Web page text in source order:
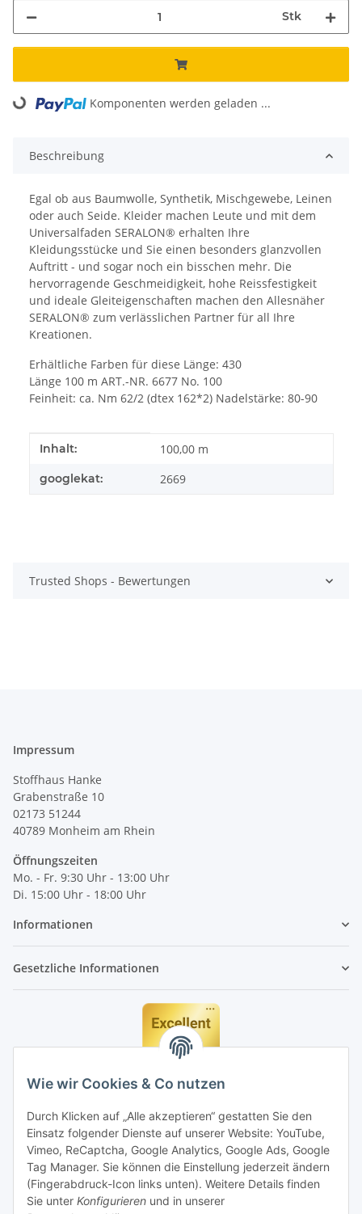
Wie wir Cookies & Co nutzen
Durch Klicken auf „Alle akzeptieren“ gestatten Sie den
Einsatz folgender Dienste auf unserer Website: YouTube,
Vimeo, ReCaptcha, Google Analytics, Google Ads, Google
Tag Manager. Sie können die Einstellung jederzeit ändern
(Fingerabdruck-Icon links unten). Weitere Details finden
Sie unter Konfigurieren und in unserer
Stk
Loading... Komponenten werden geladen ...
Beschreibung
Egal ob aus Baumwolle, Synthetik, Mischgewebe, Leinen
oder auch Seide. Kleider machen Leute und mit dem
Universalfaden SERALON® erhalten Ihre
Kleidungsstücke und Sie einen besonders glanzvollen
Auftritt - und sogar noch ein bisschen mehr. Die
hervorragende Geschmeidigkeit, hohe Reissfestigkeit
und ideale Gleiteigenschaften machen den Allesnäher
SERALON® zum verlässlichen Partner für all Ihre
Kreationen.
Erhältliche Farben für diese Länge: 430
Länge 100 m ART.-NR. 6677 No. 100
Feinheit: ca. Nm 62/2 (dtex 162*2) Nadelstärke: 80-90
Produkteigenschaft
Wert
Inhalt: 100,00 m
googlekat: 2669
Trusted Shops - Bewertungen
Impressum
Stoffhaus Hanke
Grabenstraße 10
02173 51244
40789 Monheim am Rhein
Öffnungszeiten
Mo. - Fr. 9:30 Uhr - 13:00 Uhr
Di. 15:00 Uhr - 18:00 Uhr
Informationen
Gesetzliche Informationen